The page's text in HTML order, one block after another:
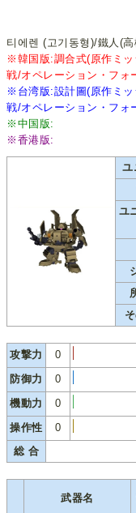
티에렌 (고기동형)/鐵人(
※韓国版:調合式(原作ミ
戦/オペレーション・フォ
※台湾版:設計圖(原作ミ
戦/オペレーション・フォ
※中国版:
※香港版:
ユ
ユ
攻撃力
0
防御力
0
機動力
0
操作性
0
総 合
武器名